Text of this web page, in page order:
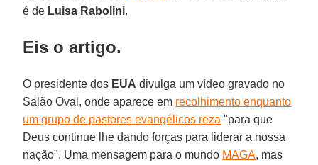
é de Luisa Rabolini.
Eis o artigo.
O presidente dos EUA divulga um vídeo gravado no
Salão Oval, onde aparece em recolhimento enquanto
um grupo de pastores evangélicos reza "para que
Deus continue lhe dando forças para liderar a nossa
nação". Uma mensagem para o mundo MAGA, mas